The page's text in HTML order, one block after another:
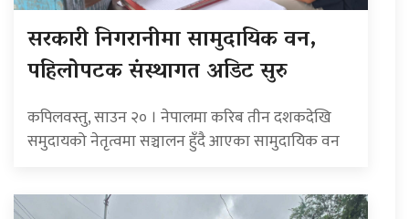
सरकारी निगरानीमा सामुदायिक वन,
पहिलोपटक संस्थागत अडिट सुरु
कपिलवस्तु, साउन २० । नेपालमा करिब तीन दशकदेखि
समुदायको नेतृत्वमा सञ्चालन हुँदै आएका सामुदायिक वन